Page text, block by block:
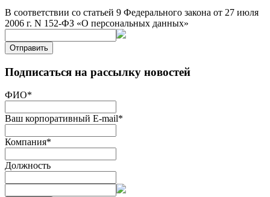
В соответствии со статьей 9 Федерального закона от 27 июля
2006 г. N 152-ФЗ «О персональных данных»
Отправить
Подписаться на рассылку новостей
ФИО*
Ваш корпоративный E-mail*
Компания*
Должность